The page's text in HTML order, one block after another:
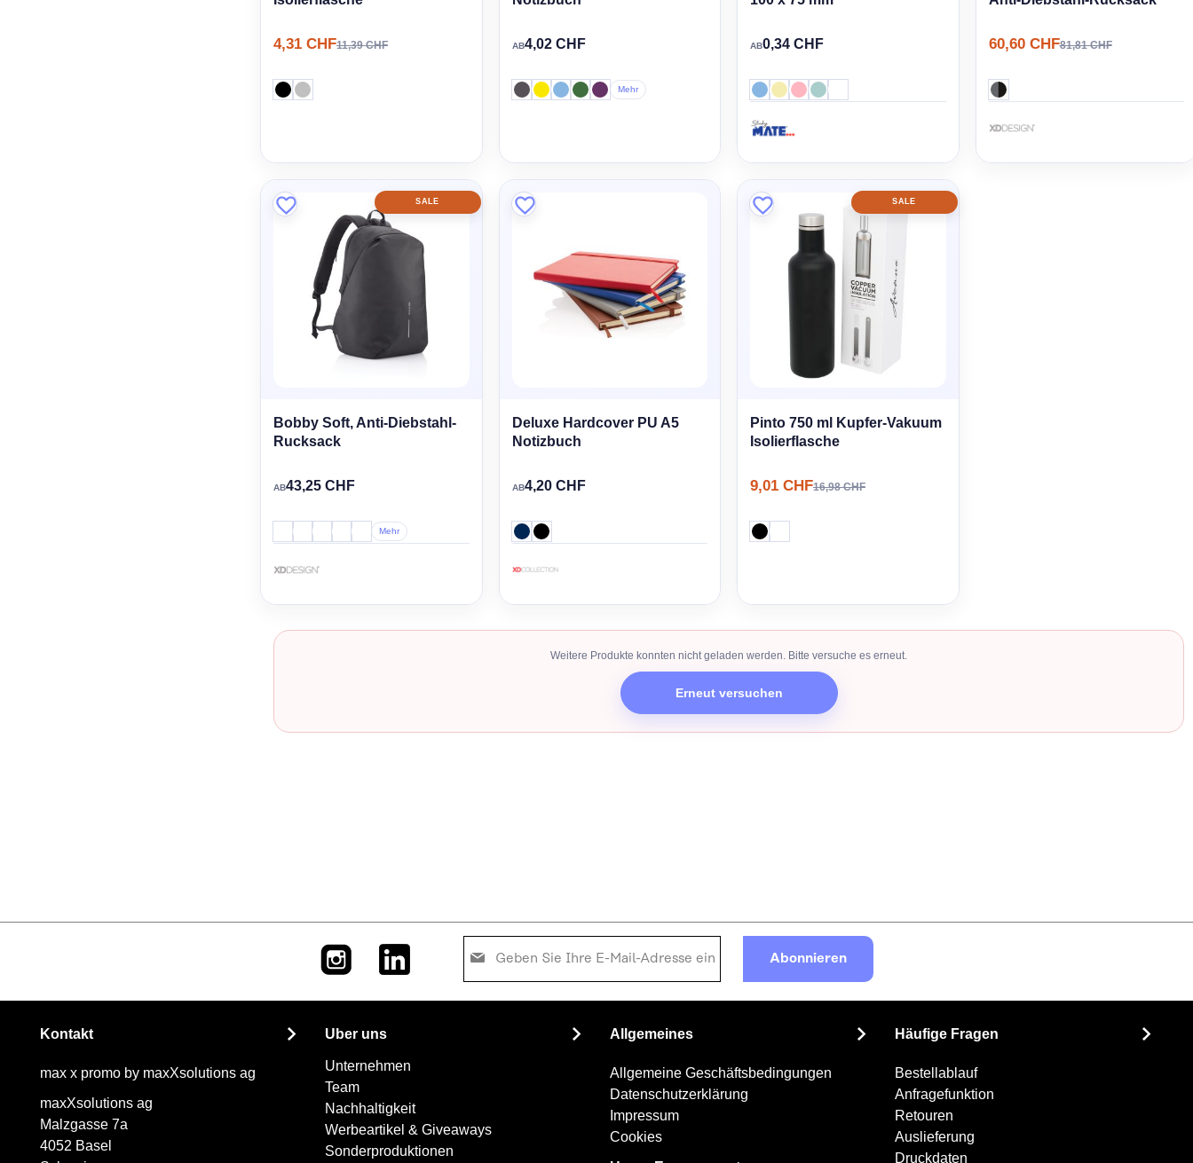
4,31 CHF11,39 CHF
Mehr
AB4,02 CHF AB0,34 CHF 60,60 CHF81,81 CHF
SALE
Bobby Soft, Anti-Diebstahl-
Rucksack
Mehr
AB43,25 CHF
Deluxe Hardcover PU A5
Notizbuch
AB4,20 CHF
SALE
Pinto 750 ml Kupfer-Vakuum
Isolierflasche
9,01 CHF16,98 CHF
Weitere Produkte konnten nicht geladen werden. Bitte versuche es erneut.
Erneut versuchen
Sie
sich
für
Abonnieren
Kontakt
max x promo by maxXsolutions ag
maxXsolutions ag
Malzgasse 7a
4052 Basel
Über uns
Unternehmen
Team
Nachhaltigkeit
Werbeartikel & Giveaways
Sonderproduktionen
Allgemeines
Allgemeine Geschäftsbedingungen
Datenschutzerklärung
Impressum
Cookies
Häufige Fragen
Bestellablauf
Anfragefunktion
Retouren
Auslieferung
Druckdaten